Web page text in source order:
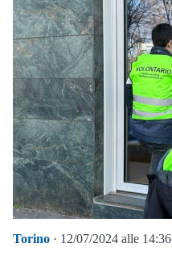
Torino · 12/07/2024 alle 14:36